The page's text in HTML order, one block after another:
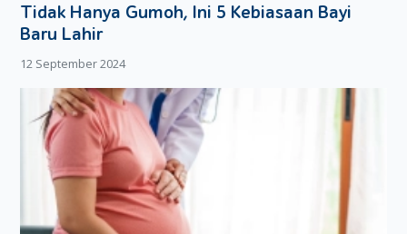
Tidak Hanya Gumoh, Ini 5 Kebiasaan Bayi
Baru Lahir
12 September 2024